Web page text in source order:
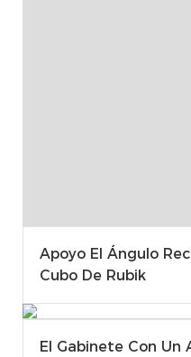
Apoyo El Ángulo
Cubo De Rubik
El Gabinete Con Un